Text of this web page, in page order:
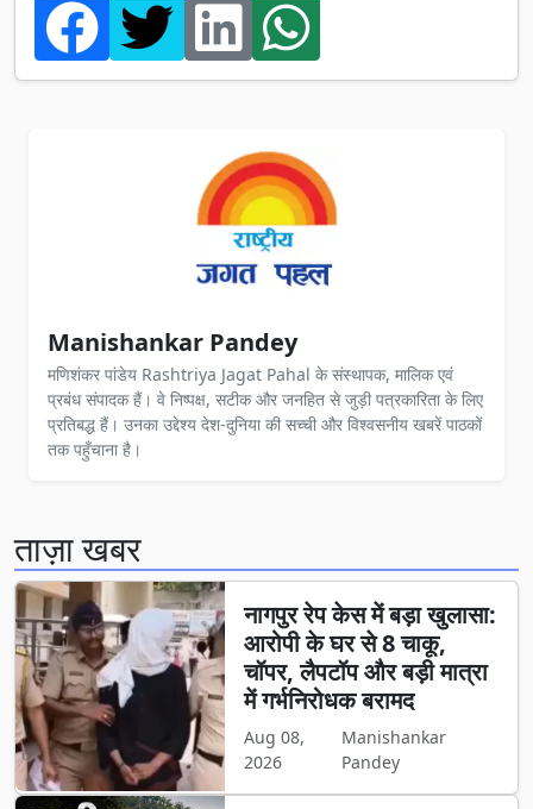
Manishankar Pandey
मणिशंकर पांडेय Rashtriya Jagat Pahal के संस्थापक, मालिक एवं
प्रबंध संपादक हैं। वे निष्पक्ष, सटीक और जनहित से जुड़ी पत्रकारिता के लिए
प्रतिबद्ध हैं। उनका उद्देश्य देश-दुनिया की सच्ची और विश्वसनीय खबरें पाठकों
तक पहुँचाना है।
ताज़ा खबर
नागपुर रेप केस में बड़ा खुलासा:
आरोपी के घर से 8 चाकू,
चॉपर, लैपटॉप और बड़ी मात्रा
में गर्भनिरोधक बरामद
Aug 08,
2026
Manishankar
Pandey